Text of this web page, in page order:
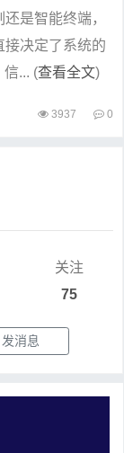
是智能终端，
接决定了系统的
... (查看全文)
3937 0
关注
75
发消息